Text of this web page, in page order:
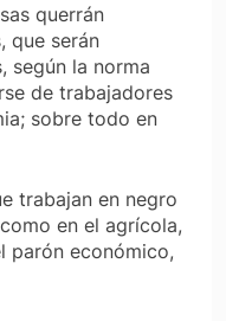
querrán
que serán
según la norma
de trabajadores
sobre todo en
trabajan en negro
en el agrícola,
parón económico,